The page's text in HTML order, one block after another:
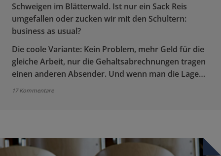
Schweigen im Blätterwald. Ist nur ein Sack Reis
umgefallen oder zucken wir mit den Schultern:
business as usual?
Die coole Variante: Kein Problem, mehr Geld für die
gleiche Arbeit, nur die Gehaltsabrechnungen tragen
einen anderen Absender. Und wenn man die Lage…
17 Kommentare